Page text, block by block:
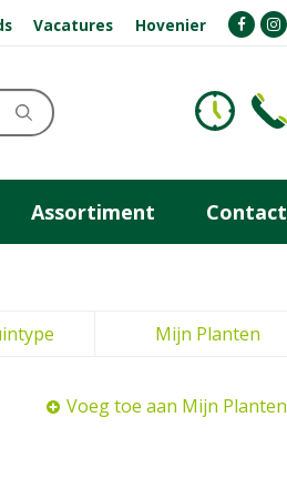
Vacatures Hovenier
Assortiment Contact
Mijn Planten
Voeg toe aan Mijn Planten